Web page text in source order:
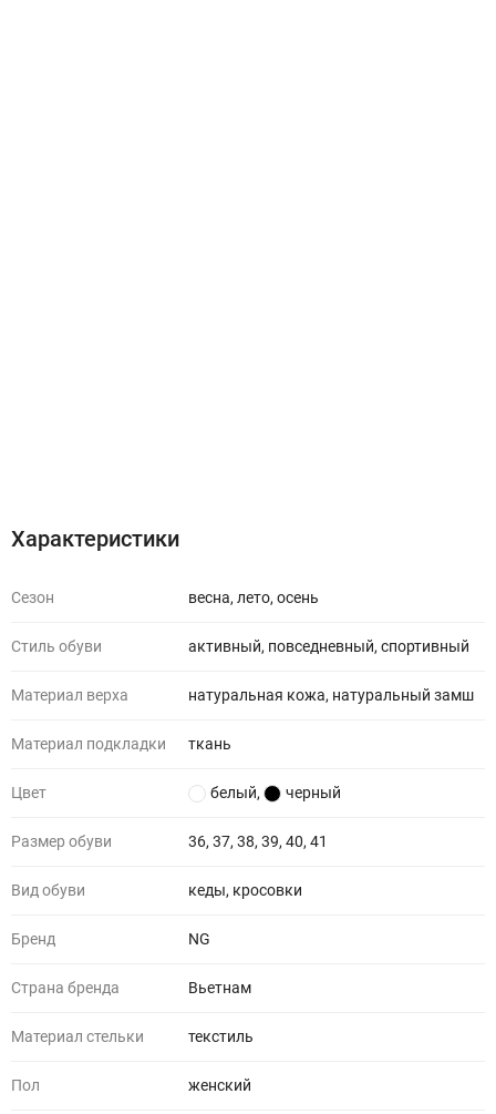
Характеристики
Сезон весна, лето, осень
Стиль обуви активный, повседневный, спортивный
Материал верха натуральная кожа, натуральный замш
Материал подкладки ткань
Цвет белый, черный
Размер обуви 36, 37, 38, 39, 40, 41
Вид обуви кеды, кросовки
Бренд NG
Страна бренда Вьетнам
Материал стельки текстиль
Пол женский